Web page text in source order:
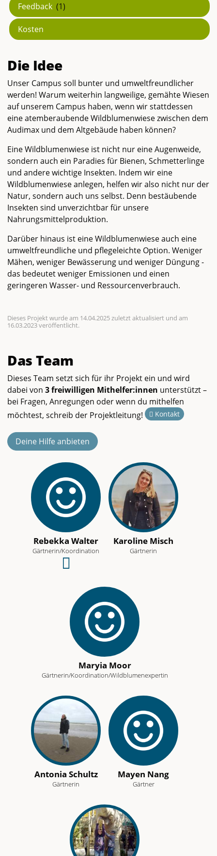
Feedback (1)
Kosten
Die Idee
Unser Campus soll bunter und umweltfreundlicher
werden! Warum weiterhin langweilige, gemähte Wiesen
auf unserem Campus haben, wenn wir stattdessen
eine atemberaubende Wildblumenwiese zwischen dem
Audimax und dem Altgebäude haben können?
Eine Wildblumenwiese ist nicht nur eine Augenweide,
sondern auch ein Paradies für Bienen, Schmetterlinge
und andere wichtige Insekten. Indem wir eine
Wildblumenwiese anlegen, helfen wir also nicht nur der
Natur, sondern auch uns selbst. Denn bestäubende
Insekten sind unverzichtbar für unsere
Nahrungsmittelproduktion.
Darüber hinaus ist eine Wildblumenwiese auch eine
umweltfreundliche und pflegeleichte Option. Weniger
Mähen, weniger Bewässerung und weniger Düngung -
das bedeutet weniger Emissionen und einen
geringeren Wasser- und Ressourcenverbrauch.
Dieses Projekt wurde am 14.04.2025 zuletzt aktualisiert und am
16.03.2023 veröffentlicht.
Das Team
Dieses Team setzt sich für ihr Projekt ein und wird
dabei von 3 freiwilligen Mithelfer:innen unterstützt –
bei Fragen, Anregungen oder wenn du mithelfen
möchtest, schreib der Projektleitung!
Kontakt
Deine Hilfe anbieten
Rebekka Walter
Gärtnerin/Koordination
Mail
an
dieses
Team-
Mitglied
Karoline Misch
Gärtnerin
Maryia Moor
Gärtnerin/Koordination/Wildblumenexpertin
Antonia Schultz
Gärtnerin
Mayen Nang
Gärtner